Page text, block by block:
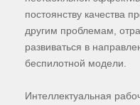
постоянству качества
другим проблемам,
развиваться в
беспилотной модели.
Интеллектуальная